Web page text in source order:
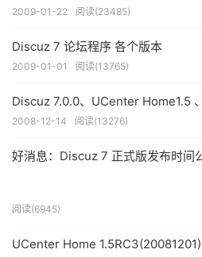
2009-01-22 阅读(23485)
Discuz 7 论坛程序 各个版本
2009-01-01 阅读(13765)
Discuz 7.0.0、UCenter Home1.5
2008-12-14 阅读(13276)
好消息：Discuz 7 正式版发布时间
阅读(6945)
UCenter Home